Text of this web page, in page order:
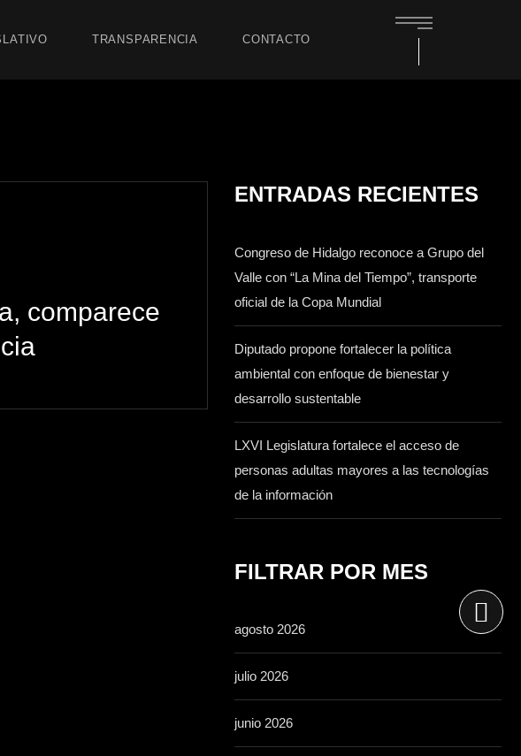
TRANSPARENCIA CONTACTO
comparece
ENTRADAS RECIENTES
Congreso de Hidalgo reconoce a Grupo del
Valle con “La Mina del Tiempo”, transporte
oficial de la Copa Mundial
Diputado propone fortalecer la política
ambiental con enfoque de bienestar y
desarrollo sustentable
LXVI Legislatura fortalece el acceso de
personas adultas mayores a las tecnologías
de la información
FILTRAR POR MES
agosto 2026
julio 2026
junio 2026